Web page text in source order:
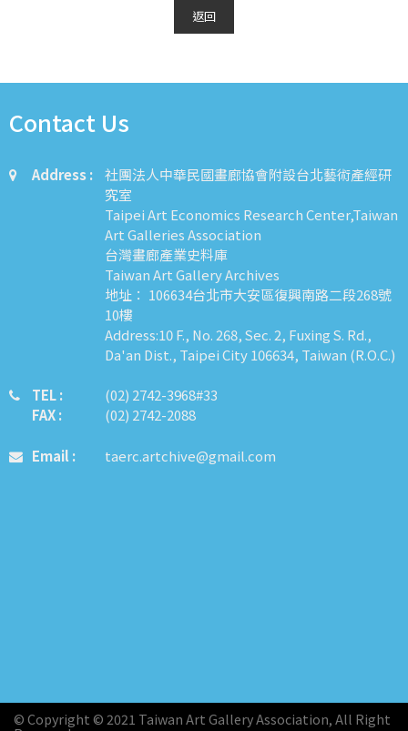
返回
Contact Us
Address :
社團法人中華民國畫廊協會附設台北藝術產經研
究室
Taipei Art Economics Research Center,Taiwan
Art Galleries Association
台灣畫廊產業史料庫
Taiwan Art Gallery Archives
地址： 106634台北市大安區復興南路二段268號
10樓
Address:10 F., No. 268, Sec. 2, Fuxing S. Rd.,
Da'an Dist., Taipei City 106634, Taiwan (R.O.C.)
TEL :
FAX :
​​​​(02) 2742-3968#33
(02) 2742-2088
Email : taerc.artchive@gmail.com
© Copyright © 2021 Taiwan Art Gallery Association, All Right